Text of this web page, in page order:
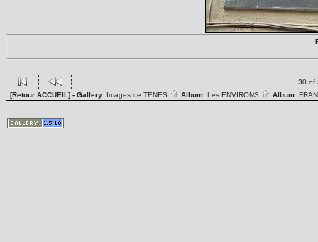
30 of
[Retour ACCUEIL] - Gallery: Images de TENES Album: Les ENVIRONS Album: